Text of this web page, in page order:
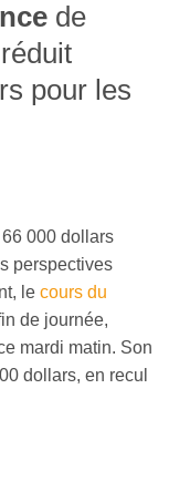
de
pour les
000 dollars
perspectives
le cours du
de journée,
mardi matin. Son
dollars, en recul